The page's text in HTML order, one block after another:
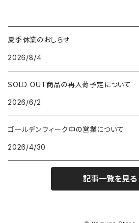
夏季休業のおしらせ
2026/8/4
SOLD OUT商品の再入荷予定について
2026/6/2
ゴールデンウィーク中の営業について
2026/4/30
記事一覧を見る